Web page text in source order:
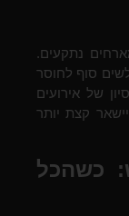
נתקעים.
סוף לחוסר
של אירועים
קצת יותר
ל-20 איש: כשהכל